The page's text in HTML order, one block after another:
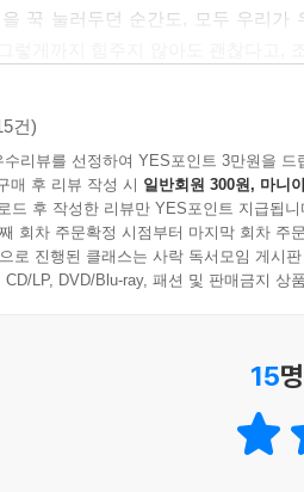
자가면역 질환과 같다. 우리를 보
해야 한다’는 강박으로 채울 때, 우
트를 대할 때도 감정적 에너지가
의 나를 완전히 부정하는 일이 아
유형을 관통하는 메시지로 “완벽
’, ‘컨트롤 챌린지’, ‘확장 챌린지
록 돕는다.
꾹 눌러두던 순간도, 모두 우리
원하는 마음》 저자, 글로벌 플랫폼
건)
수리뷰를 선정하여 YES포인트 3만원을 드
매 후 리뷰 작성 시 일반회원 300원, 마니
드 후 작성한 리뷰만 YES포인트 지급됩니
회차 주문확정 시점부터 마지막 회차 주
로 진행된 클래스는 사락 독서모임 게시
CD/LP, DVD/Blu-ray, 패션 및 판매금지 상
15